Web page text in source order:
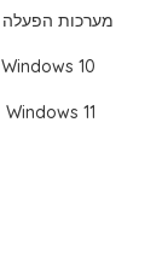
מערכות הפעלה
Windows 10
Windows 11